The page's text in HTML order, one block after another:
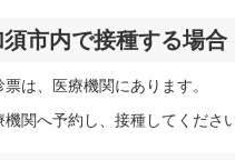
須市内で接種する場合
票は、医療機関にあります。
機関へ予約し、接種してください